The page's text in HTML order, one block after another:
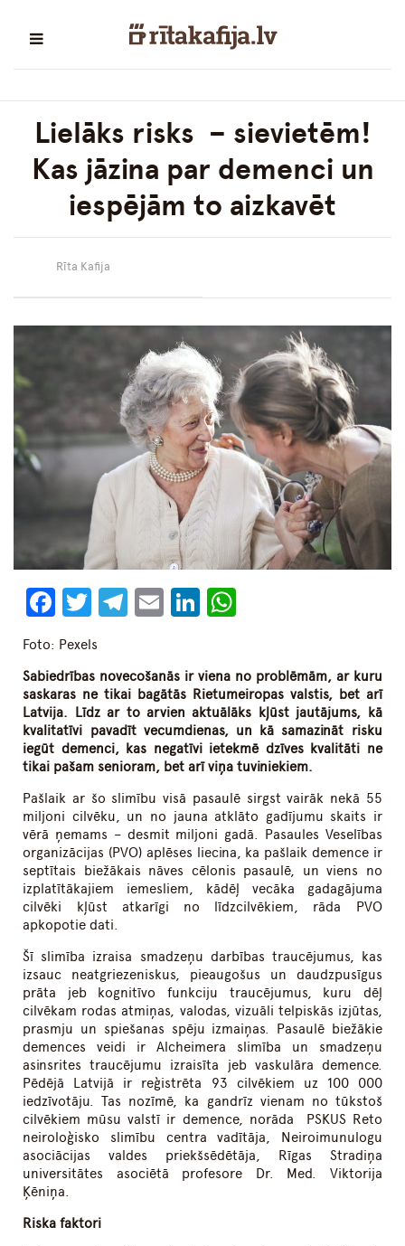
Lielāks risks – sievietēm!
Kas jāzina par demenci un
iespējām to aizkavēt
Rīta Kafija
Facebook
Twitter
Telegram
EmailLinkedIn
Foto: Pexels
Sabiedrības novecošanās ir viena no problēmām, ar kuru
saskaras ne tikai bagātās Rietumeiropas valstis, bet arī
Latvija. Līdz ar to arvien aktuālāks kļūst jautājums, kā
kvalitatīvi pavadīt vecumdienas, un kā samazināt risku
iegūt demenci, kas negatīvi ietekmē dzīves kvalitāti ne
tikai pašam senioram, bet arī viņa tuviniekiem.
Pašlaik ar šo slimību visā pasaulē sirgst vairāk nekā 55
miljoni cilvēku, un no jauna atklāto gadījumu skaits ir
vērā ņemams – desmit miljoni gadā. Pasaules Veselības
organizācijas (PVO) aplēses liecina, ka pašlaik demence ir
septītais biežākais nāves cēlonis pasaulē, un viens no
izplatītākajiem iemesliem, kādēļ vecāka gadagājuma
cilvēki kļūst atkarīgi no līdzcilvēkiem, rāda PVO
apkopotie dati.
Šī slimība izraisa smadzeņu darbības traucējumus, kas
izsauc neatgriezeniskus, pieaugošus un daudzpusīgus
prāta jeb kognitīvo funkciju traucējumus, kuru dēļ
cilvēkam rodas atmiņas, valodas, vizuāli telpiskās izjūtas,
prasmju un spiešanas spēju izmaiņas. Pasaulē biežākie
demences veidi ir Alcheimera slimība un smadzeņu
asinsrites traucējumu izraisīta jeb vaskulāra demence.
Pēdējā Latvijā ir reģistrēta 93 cilvēkiem uz 100 000
iedzīvotāju. Tas nozīmē, ka gandrīz vienam no tūkstoš
cilvēkiem mūsu valstī ir demence, norāda PSKUS Reto
neiroloģisko slimību centra vadītāja, Neiroimunulogu
asociācijas valdes priekšsēdētāja, Rīgas Stradiņa
universitātes asociētā profesore
Dr. Med. Viktorija
Ķēniņa.
Riska faktori